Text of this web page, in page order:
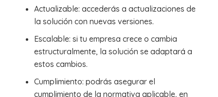
Actualizable: accederás a actualizaciones de
la solución con nuevas versiones.
Escalable: si tu empresa crece o cambia
estructuralmente, la solución se adaptará a
estos cambios.
Cumplimiento: podrás asegurar el
cumplimiento de la normativa aplicable, en